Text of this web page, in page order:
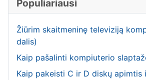
Populiariausi
Žiūrim skaitmeninę televiziją
dalis)
Kaip pašalinti kompiuterio
Kaip pakeisti C ir D diskų apimtis